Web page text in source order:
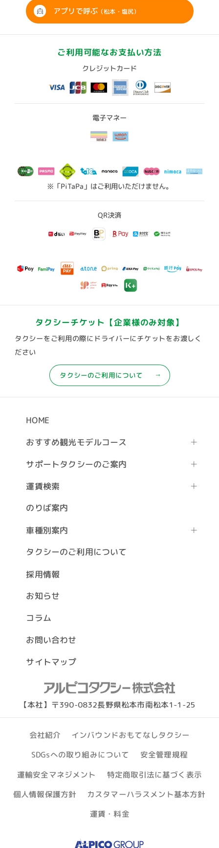
アプリで呼ぶ（松本・塩尻）
ご利用可能なお支払い方法
クレジットカード
電子マネー
※「PiTaPa」はご利用いただけません。
QR決済
タクシーチケット 【企業様のみ対象】
タクシーをご利用の際にドライバーにチケットをお渡しく
ださい
タクシーのご利用について
HOME
おすすめ観光モデルコース
サポートタクシーのご案内
運賃検索
のりば案内
車種別案内
タクシーのご利用について
採用情報
お知らせ
コラム
お問い合わせ
サイトマップ
【本社】〒390-0832長野県松本市南松本1-1-25
会社紹介 インバウンドおもてなしタクシー
SDGsへの取り組みについて 安全管理規程
運輸安全マネジメント 特定商取引法に基づく表示
個人情報保護方針 カスタマーハラスメント基本方針
運賃・料金